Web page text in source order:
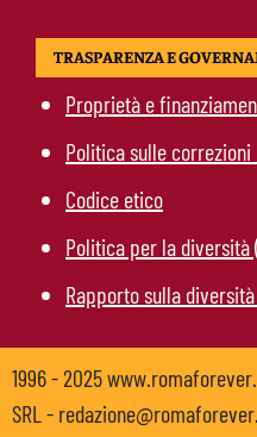
TRASPARENZA E
Proprietà e
Politica sulle
Codice etico
Politica per la diversità
Rapporto sulla
1996 - 2025
SRL -